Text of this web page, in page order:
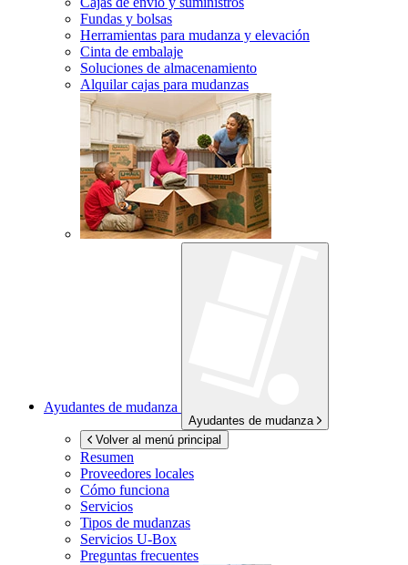
Fundas y bolsas
Herramientas para mudanza y elevación
Cinta de embalaje
Soluciones de almacenamiento
Alquilar cajas para mudanzas
Ayudantes de mudanza
Ayudantes de mudanza
Volver al menú principal
Resumen
Proveedores locales
Cómo funciona
Servicios
Tipos de mudanzas
Servicios U-Box
Preguntas frecuentes